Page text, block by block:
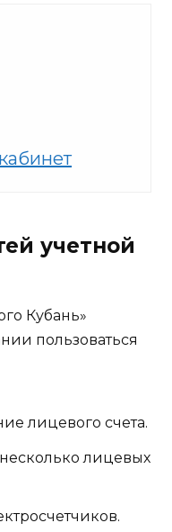
учетной
Кубань»
пользоваться
лицевого счета.
лицевых